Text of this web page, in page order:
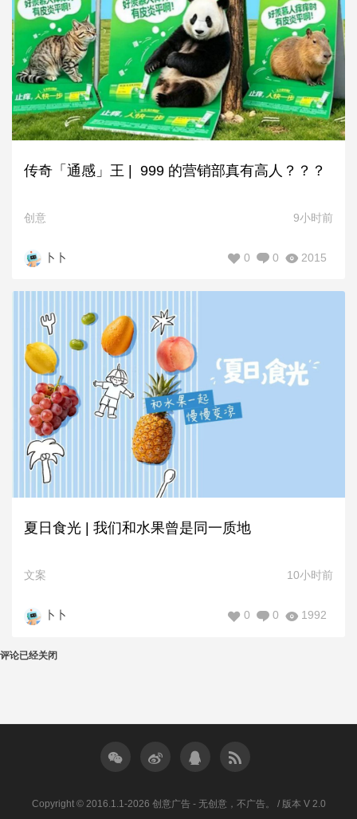
传奇「通感」王 | 999 的营销部真有高人？？？
创意 9小时前
卜卜 2015
0
0
夏日食光 | 我们和水果曾是同一质地
文案 10小时前
卜卜 1992
0
0
评论已经关闭
Copyright © 2016.1.1-2026 创意广告 - 无创意，不广告。 / 版本 V 2.0